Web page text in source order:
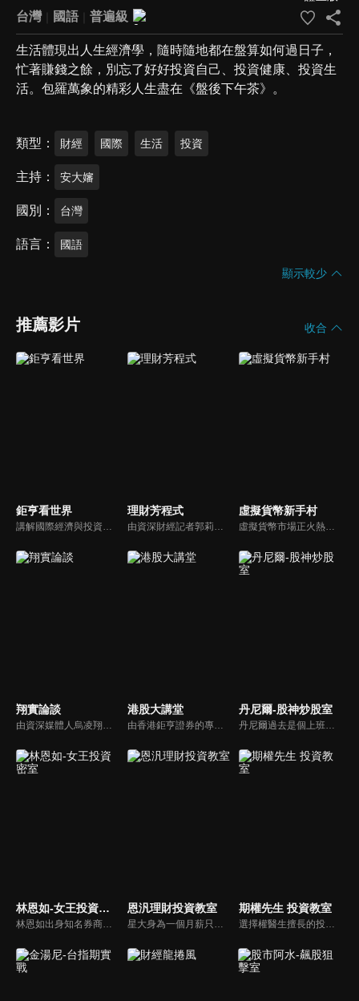
台灣 國語 普遍級
生活體現出人生經濟學，隨時隨地都在盤算如何過日子，
忙著賺錢之餘，別忘了好好投資自己、投資健康、投資生
活。包羅萬象的精彩人生盡在《盤後下午茶》。
類型 財經 國際 生活 投資
主持 安大嬸
國別 台灣
語言 國語
顯示較少
推薦影片 收合
鉅亨看世界 理財芳程式 虛擬貨幣新手村
虛擬貨幣市場正火熱，你還在等什麼？無論是註冊帳戶、入金、轉幣、提款或是創建第一張網格交易單，在這都有手把手教學！
翔實論談
由資深媒體人烏凌翔主持，節目探討全球財經、國際局勢，不論是需要股市資訊、分析、評論，還是預測未來，都請鎖定《翔實論談》。
港股大講堂
由香港鉅亨證券的專家帶您認識港股、更加了解這個國際化的資本市場，讓您不再錯過相關的投資機會！
丹尼爾-股神炒股室
丹尼爾過去是個上班族，曾誤信自稱操盤手的股市騙子賠光積蓄，之後有幸遇實力派大戶傳授 20 年操盤功力，27歲前成功滾出 8 桶金！現今已經財務自由...
林恩如-女王投資密室
林恩如出身知名券商女交易員，挺過 2 次股市大崩盤後，頓悟了【簡單投資法】「不盯盤卻能獲利翻倍」的精隨，晉升千萬身家自由投資人！目前致力於投資理財教育，幫助投資人一起翻轉人生！
恩汎理財投資教室
星大身為一個月薪只有四萬的小職員，投過投資， 每年就可以領到股利40萬！讓恩汎理財團隊教你利用逢低進場、波段存股， 透過領息、以息養息的投資操作達到資產快速成長的目的，同時建構屬於自己的高股息收益基金！
期權先生 投資教室
選擇權醫生擅長的投資工具-「選擇權」 或許你會覺得「選擇權好難，買權、賣權傻傻分不清楚，事實上選擇權只要懂方法，選擇權就能讓你創造被動收入，當個快樂的包租公！